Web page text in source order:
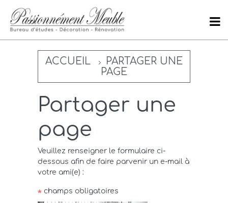
ACCUEIL
PARTAGER UNE
PAGE
Partager une
page
Veuillez renseigner le formulaire ci-
dessous afin de faire parvenir un e-mail à
votre ami(e) :
champs obligatoires